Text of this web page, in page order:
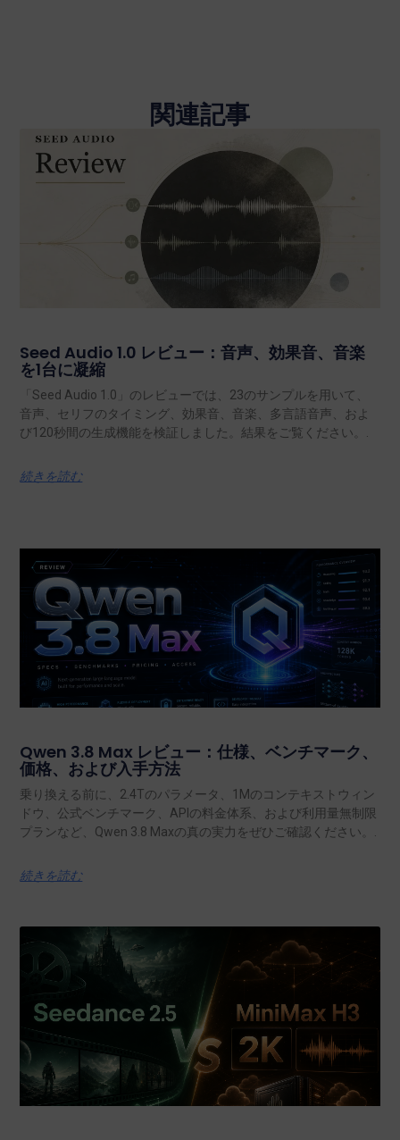
関連記事
Seed Audio 1.0 レビュー：音声、効果音、音楽
を1台に凝縮
「Seed Audio 1.0」のレビューでは、23のサンプルを用いて、
音声、セリフのタイミング、効果音、音楽、多言語音声、およ
び120秒間の生成機能を検証しました。結果をご覧ください。.
続きを読む
Qwen 3.8 Max レビュー：仕様、ベンチマーク、
価格、および入手方法
乗り換える前に、2.4Tのパラメータ、1Mのコンテキストウィン
ドウ、公式ベンチマーク、APIの料金体系、および利用量無制限
プランなど、Qwen 3.8 Maxの真の実力をぜひご確認ください。.
続きを読む